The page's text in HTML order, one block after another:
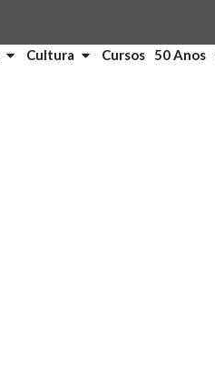
Cultura Cursos 50 Anos